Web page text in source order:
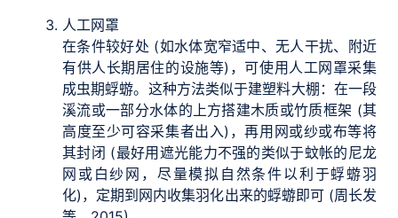
人工网罩
在条件较好处 (如水体宽窄适中、无人干扰、附近
有供人长期居住的设施等)，可使用人工网罩采集
成虫期蜉蝣。这种方法类似于建塑料大棚：在一段
溪流或一部分水体的上方搭建木质或竹质框架 (其
高度至少可容采集者出入)，再用网或纱或布等将
其封闭 (最好用遮光能力不强的类似于蚊帐的尼龙
网或白纱网，尽量模拟自然条件以利于蜉蝣羽
化)，定期到网内收集羽化出来的蜉蝣即可 (周长发